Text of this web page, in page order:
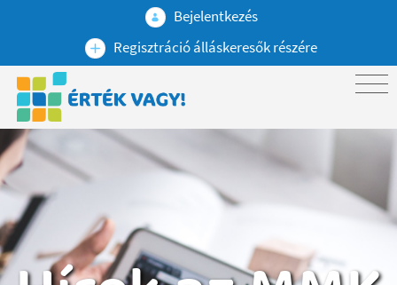
Bejelentkezés
Regisztráció álláskeresők részére